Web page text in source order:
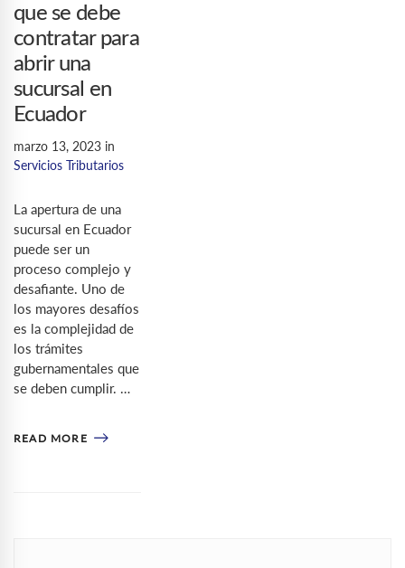
que se debe
contratar para
abrir una
sucursal en
Ecuador
marzo 13, 2023 in
Servicios Tributarios
La apertura de una
sucursal en Ecuador
puede ser un
proceso complejo y
desafiante. Uno de
los mayores desafíos
es la complejidad de
los trámites
gubernamentales que
se deben cumplir. …
READ MORE